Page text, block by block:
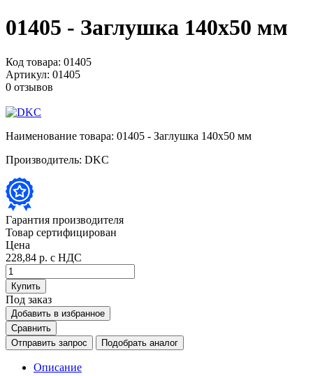
01405 - Заглушка 140х50 мм
Код товара: 01405
Артикул: 01405
0 отзывов
Наименование товара: 01405 - Заглушка 140х50 мм
Производитель: DKC
Гарантия производителя
Товар сертифицирован
Цена
228,84 р. с НДС
Купить
Под заказ
Добавить в избранное
Сравнить
Отправить запрос
Подобрать аналог
Описание